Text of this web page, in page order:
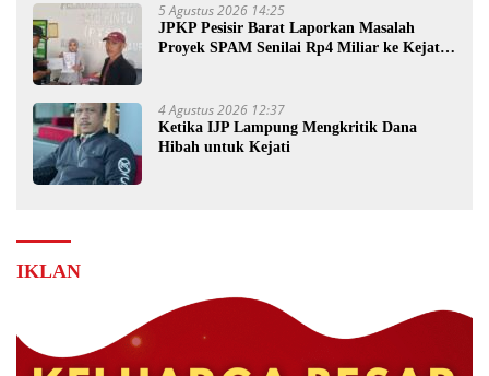
5 Agustus 2026 14:25
JPKP Pesisir Barat Laporkan Masalah
Proyek SPAM Senilai Rp4 Miliar ke Kejati
4 Agustus 2026 12:37
Ketika IJP Lampung Mengkritik Dana
Hibah untuk Kejati
IKLAN